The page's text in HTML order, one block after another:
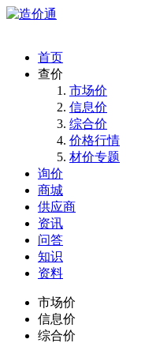
首页
查价
市场价
信息价
综合价
价格行情
材价专题
询价
商城
供应商
资讯
问答
知识
资料
市场价
信息价
综合价